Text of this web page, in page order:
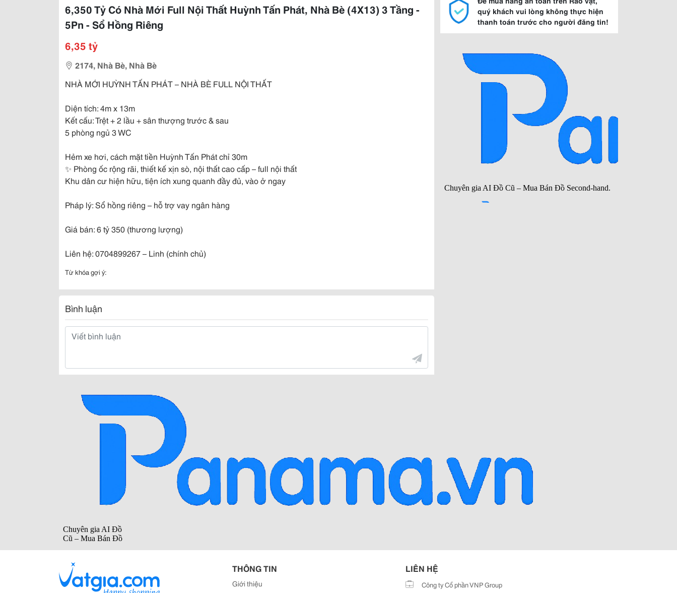
6,350 Tỷ Có Nhà Mới Full Nội Thất Huỳnh Tấn Phát, Nhà Bè (4X13) 3 Tầng -
5Pn - Sổ Hồng Riêng
6,35 tỷ
2174, Nhà Bè, Nhà Bè
NHÀ MỚI HUỲNH TẤN PHÁT – NHÀ BÈ FULL NỘI THẤT
Diện tích: 4m x 13m
Kết cấu: Trệt + 2 lầu + sân thượng trước & sau
5 phòng ngủ 3 WC
Hẻm xe hơi, cách mặt tiền Huỳnh Tấn Phát chỉ 30m
✨ Phòng ốc rộng rãi, thiết kế xịn sò, nội thất cao cấp – full nội thất
Khu dân cư hiện hữu, tiện ích xung quanh đầy đủ, vào ở ngay
Pháp lý: Sổ hồng riêng – hỗ trợ vay ngân hàng
Giá bán: 6 tỷ 350 (thương lượng)
Liên hệ: 0704899267 – Linh (chính chủ)
Từ khóa gợi ý:
Bình luận
quý khách vui lòng không thực hiện
thanh toán trước cho người đăng tin!
THÔNG TIN
Giới thiệu
LIÊN HỆ
Công ty Cổ phần VNP Group